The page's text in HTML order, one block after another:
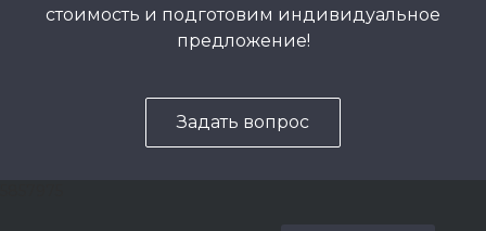
стоимость и подготовим индивидуальное
предложение!
Задать вопрос